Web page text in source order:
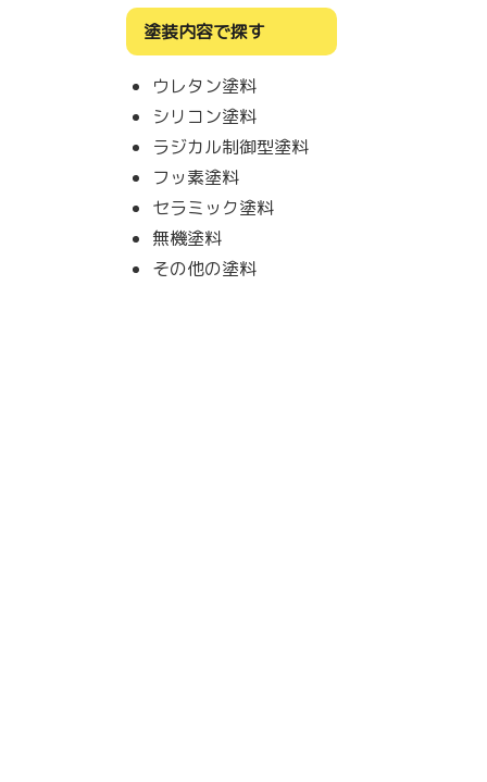
塗装内容で探す
ウレタン塗料
シリコン塗料
ラジカル制御型塗料
フッ素塗料
セラミック塗料
無機塗料
その他の塗料